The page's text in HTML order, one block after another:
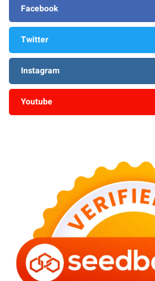
Facebook
Twitter
Instagram
Youtube